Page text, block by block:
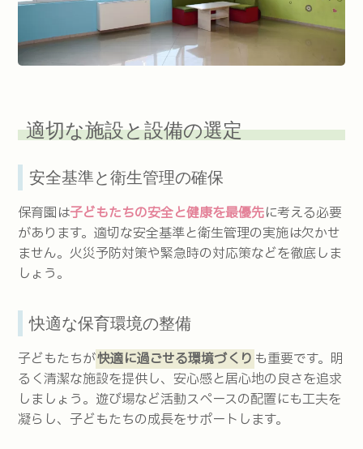
適切な施設と設備の選定
安全基準と衛生管理の確保
保育園は子どもたちの安全と健康を最優先に考える必要
があります。適切な安全基準と衛生管理の実施は欠かせ
ません。火災予防対策や緊急時の対応策などを徹底しま
しょう。
快適な保育環境の整備
子どもたちが快適に過ごせる環境づくり も重要です。明
るく清潔な施設を提供し、安心感と居心地の良さを追求
しましょう。遊び場など活動スペースの配置にも工夫を
凝らし、子どもたちの成長をサポートします。